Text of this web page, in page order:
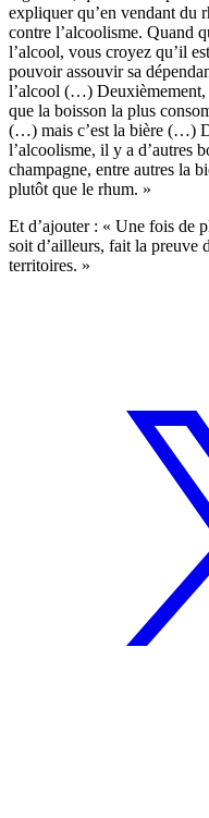
expliquer qu’en vendant
contre l’alcoolisme. Quand
l’alcool, vous croyez qu’il
pouvoir assouvir sa
l’alcool (…)
que la boisson la plus
(…) mais c’est la bière (…)
l’alcoolisme, il y a d’autres
champagne, entre autres la
plutôt que le rhum. »
Et d’ajouter : « Une fois de
soit d’ailleurs, fait la preuve
territoires. »